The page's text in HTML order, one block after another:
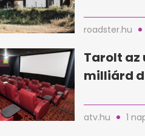
roadster.hu
Tarolt az
milliárd
atv.hu 1